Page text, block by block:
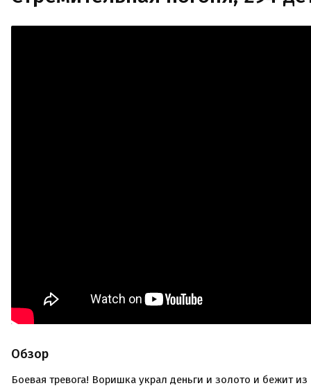
Обзор
Боевая тревога! Воришка украл деньги и золото и бежит из